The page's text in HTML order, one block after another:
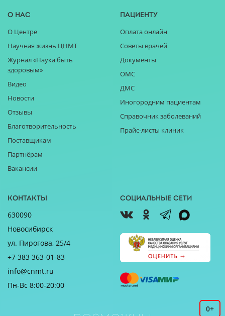
О нас
О Центре
Научная жизнь ЦНМТ
Журнал «Наука быть
здоровым»
Видео
Новости
Отзывы
Благотворительность
Поставщикам
Партнёрам
Вакансии
Пациенту
Оплата онлайн
Советы врачей
Документы
ОМС
ДМС
Иногородним пациентам
Справочник заболеваний
Прайс-листы клиник
Контакты
630090
Новосибирск
ул. Пирогова, 25/4
+7 383 363-01-83
info@cnmt.ru
Пн-Вс 8:00-20:00
Социальные сети
0+